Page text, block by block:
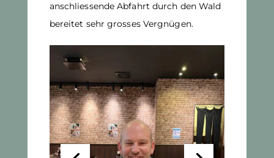
anschliessende Abfahrt durch den Wald
bereitet sehr grosses Vergnügen.